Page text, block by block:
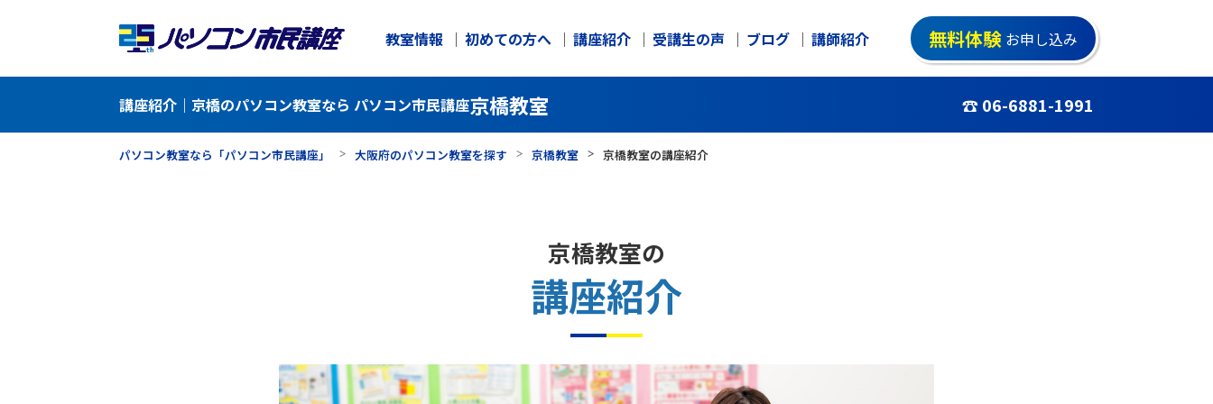
教室情報 初めての方へ 講座紹介 受講生の声 ブログ 講師紹介 無料体験 お申し込み
講座紹介｜京橋のパソコン教室なら パソコン市民講座京橋教室 ☎ 06-6881-1991
パソコン教室なら「パソコン市民講座」 大阪府のパソコン教室を探す 京橋教室 京橋教室の講座紹介
京橋教室の
講座紹介